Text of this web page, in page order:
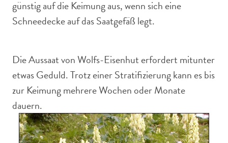
günstig auf die Keimung aus, wenn sich eine
Schneedecke auf das Saatgefäß legt.
Die Aussaat von Wolfs-Eisenhut erfordert mitunter
etwas Geduld. Trotz einer Stratifizierung kann es bis
zur Keimung mehrere Wochen oder Monate
dauern.